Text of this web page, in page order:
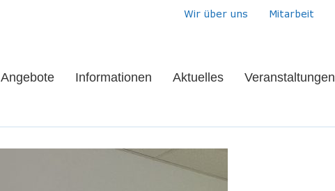
Wir über uns Mitarbeit
Angebote Informationen Aktuelles Veranstaltungen